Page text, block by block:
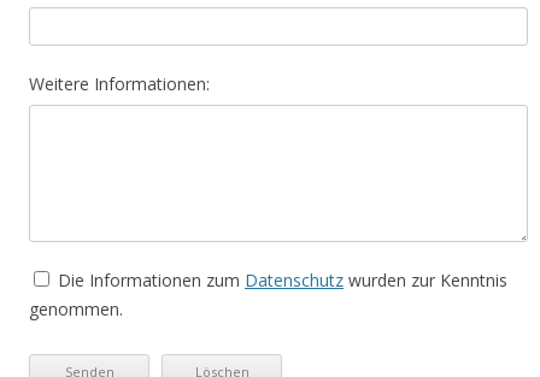
Weitere Informationen:
Die Informationen zum Datenschutz wurden zur Kenntnis
genommen.